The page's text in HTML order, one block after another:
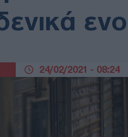
24/02/2021 - 08:24